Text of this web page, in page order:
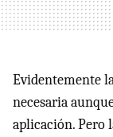
Evidentemente
necesaria
aplicación. Pero